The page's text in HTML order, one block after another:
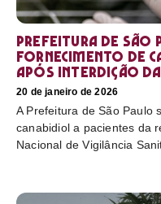
Prefeitura de São
fornecimento de
após interdição da
20 de janeiro de 2026
A Prefeitura de São Paulo
canabidiol a pacientes da
Nacional de Vigilância